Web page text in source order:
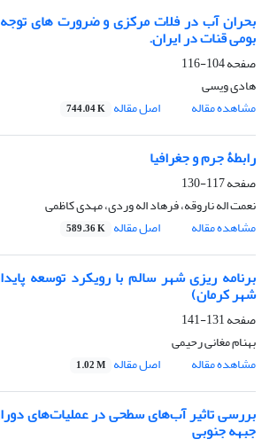
بحران آب در فلات مرکزی و ضرورت های
بومی قنات در ایران.
صفحه104-116
هادی ویسی
مشاهده مقاله
اصل مقاله 744.04 K
رابطۀ جرم و جغرافیا
صفحه117-130
نعمت اله ناروقه، فرهاد اله وردی، مهدی کاظمی
مشاهده مقاله
اصل مقاله 589.36 K
برنامه ریزی شهر سالم با رویکرد توسعه
شهر کرمان)
صفحه131-141
بهنام مغانی رحیمی
مشاهده مقاله
اصل مقاله 1.02 M
بررسی تاثیر آب‌های سطحی در عملیات‌های
جبهه جنوبی